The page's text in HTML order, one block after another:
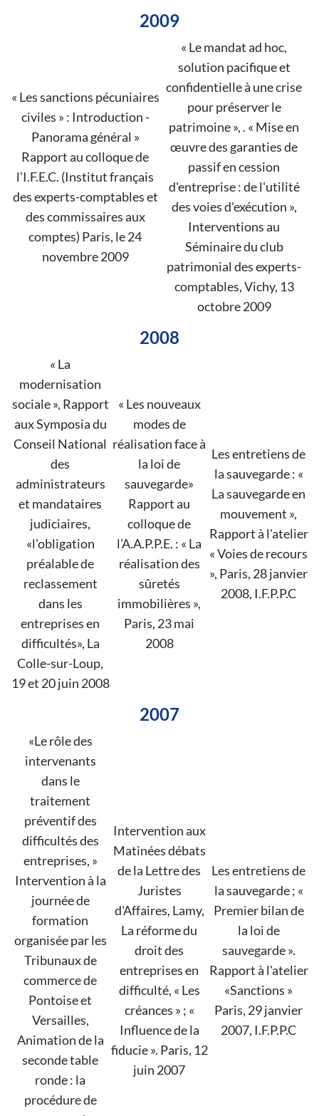
2009
« Les sanctions pécuniaires
civiles » : Introduction -
Panorama général »
Rapport au colloque de
l'I.F.E.C. (Institut français
des experts-comptables et
des commissaires aux
comptes) Paris, le 24
novembre 2009
« Le mandat ad hoc,
solution pacifique et
confidentielle à une crise
pour préserver le
patrimoine », . « Mise en
œuvre des garanties de
passif en cession
d'entreprise : de l'utilité
des voies d'exécution »,
Interventions au
Séminaire du club
patrimonial des experts-
comptables, Vichy, 13
octobre 2009
2008
« La
modernisation
sociale », Rapport
aux Symposia du
Conseil National
des
administrateurs
et mandataires
judiciaires,
«l'obligation
préalable de
reclassement
dans les
entreprises en
difficultés», La
Colle-sur-Loup,
19 et 20 juin 2008
« Les nouveaux
modes de
réalisation face à
la loi de
sauvegarde»
Rapport au
colloque de
l'A.A.P.P.E. : « La
réalisation des
sûretés
immobilières »,
Paris, 23 mai
2008
Les entretiens de
la sauvegarde : «
La sauvegarde en
mouvement »,
Rapport à l'atelier
« Voies de recours
», Paris, 28 janvier
2008, I.F.P.P.C
2007
«Le rôle des
intervenants
dans le
traitement
préventif des
difficultés des
entreprises, »
Intervention à la
journée de
formation
organisée par les
Tribunaux de
commerce de
Pontoise et
Versailles,
Animation de la
seconde table
ronde : la
procédure de
Intervention aux
Matinées débats
de la Lettre des
Juristes
d'Affaires, Lamy,
La réforme du
droit des
entreprises en
difficulté, « Les
créances » ; «
Influence de la
fiducie ». Paris, 12
juin 2007
Les entretiens de
la sauvegarde ; «
Premier bilan de
la loi de
sauvegarde ».
Rapport à l'atelier
«Sanctions »
Paris, 29 janvier
2007, I.F.P.P.C